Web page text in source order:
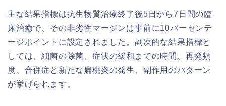
主な結果指標は抗生物質治療終了後5日から7日間の臨
床治癒で、その非劣性マージンは事前に10パーセンテ
ージポイントに設定されました。副次的な結果指標と
しては、細菌の除菌、症状の緩和までの時間、再発頻
度、合併症と新たな扁桃炎の発生、副作用のパターン
が挙げられます。